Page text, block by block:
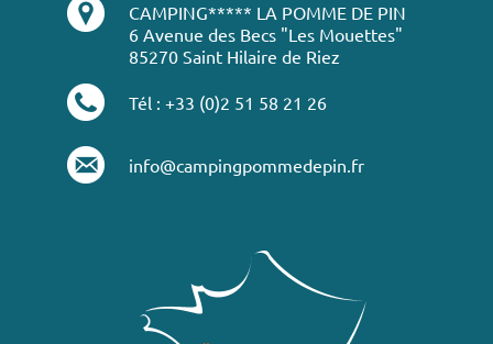
CAMPING***** LA POMME DE PIN
6 Avenue des Becs "Les Mouettes"
85270 Saint Hilaire de Riez
Tél : +33 (0)2 51 58 21 26
info@campingpommedepin.fr